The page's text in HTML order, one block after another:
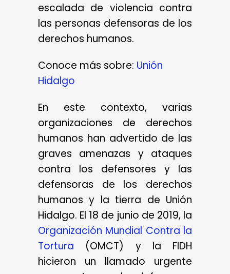
escalada de violencia contra
las personas defensoras de los
derechos humanos.
Conoce más sobre: Unión
Hidalgo
En este contexto, varias
organizaciones de derechos
humanos han advertido de las
graves amenazas y ataques
contra los defensores y las
defensoras de los derechos
humanos y la tierra de Unión
Hidalgo. El 18 de junio de 2019, la
Organización Mundial Contra la
Tortura (OMCT) y la FIDH
hicieron un llamado urgente